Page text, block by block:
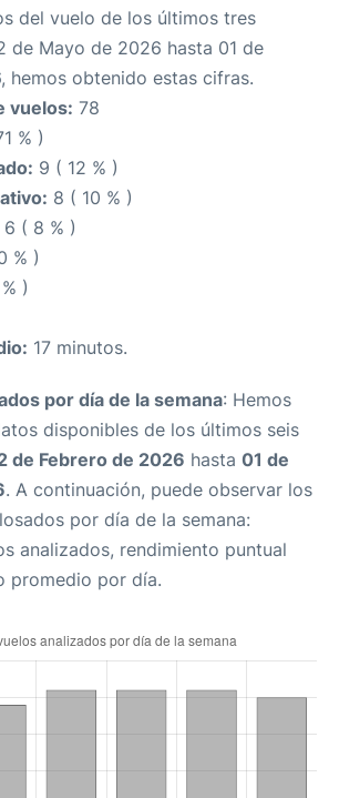
del vuelo de los últimos tres
de Mayo de 2026 hasta 01 de
hemos obtenido estas cifras.
vuelos: 78
% )
9 ( 12 % )
8 ( 10 % )
6 ( 8 % )
% )
)
17 minutos.
por día de la semana: Hemos
disponibles de los últimos seis
de Febrero de 2026 hasta 01 de
. A continuación, puede observar los
por día de la semana:
analizados, rendimiento puntual
promedio por día.